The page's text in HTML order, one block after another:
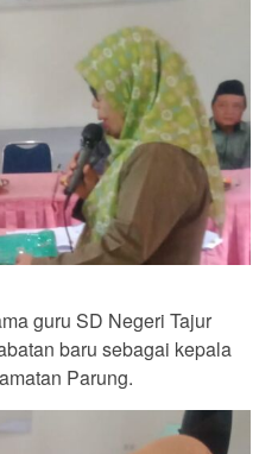
guru SD Negeri Tajur
baru sebagai kepala
Parung.